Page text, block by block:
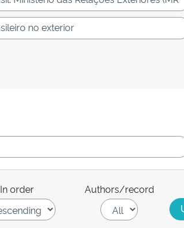
In order Authors/record